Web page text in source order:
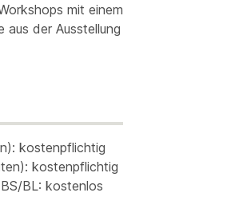
mit einem
der Ausstellung
kostenpflichtig
kostenpflichtig
BL: kostenlos